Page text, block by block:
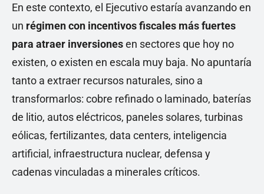
En este contexto, el Ejecutivo estaría avanzando en
un régimen con incentivos fiscales más fuertes
para atraer inversionesen sectores que hoy no
existen, o existen en escala muy baja. No apuntaría
tanto a extraer recursos naturales, sino a
transformarlos: cobre refinado o laminado, baterías
de litio, autos eléctricos, paneles solares, turbinas
eólicas, fertilizantes, data centers, inteligencia
artificial, infraestructura nuclear, defensa y
cadenas vinculadas a minerales críticos.